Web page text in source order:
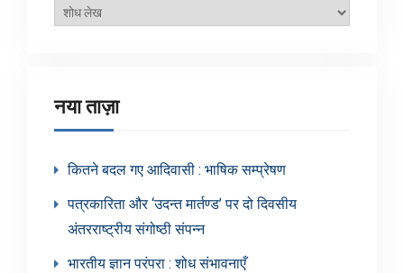
ब्लॉग
नया ताज़ा
कितने बदल गए आदिवासी : भाषिक सम्प्रेषण
पत्रकारिता और ‘उदन्त मार्तण्ड’ पर दो दिवसीय
अंतरराष्ट्रीय संगोष्ठी संपन्न
भारतीय ज्ञान परंपरा : शोध संभावनाएँ